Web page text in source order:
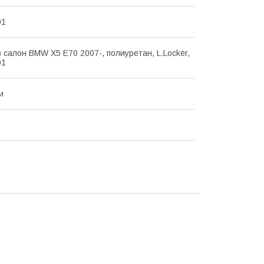
салон BMW X5 E70 2007-, полиуретан, L.Locker,